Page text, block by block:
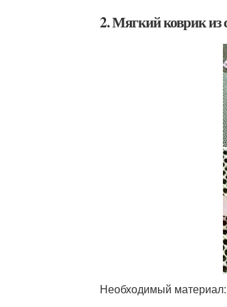
2. Мягкий коврик из
Необходимый материал: